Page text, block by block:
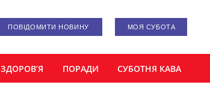
ПОВІДОМИТИ НОВИНУ МОЯ СУБОТА
ЗДОРОВ’Я ПОРАДИ СУБОТНЯ КАВА